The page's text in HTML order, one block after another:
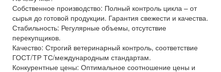
Собственное производство: Полный контроль цикла – от
сырья до готовой продукции. Гарантия свежести и качества.
Стабильность: Регулярные объемы, отсутствие
перекупщиков.
Качество: Строгий ветеринарный контроль, соответствие
ГОСТ/ТР ТС/международным стандартам.
Конкурентные цены: Оптимальное соотношение цены и